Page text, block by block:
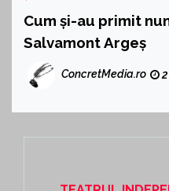
Cum și-au primit
Salvamont Argeș
ConcretMedia.ro